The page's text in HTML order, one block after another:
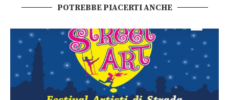
POTREBBE PIACERTI ANCHE